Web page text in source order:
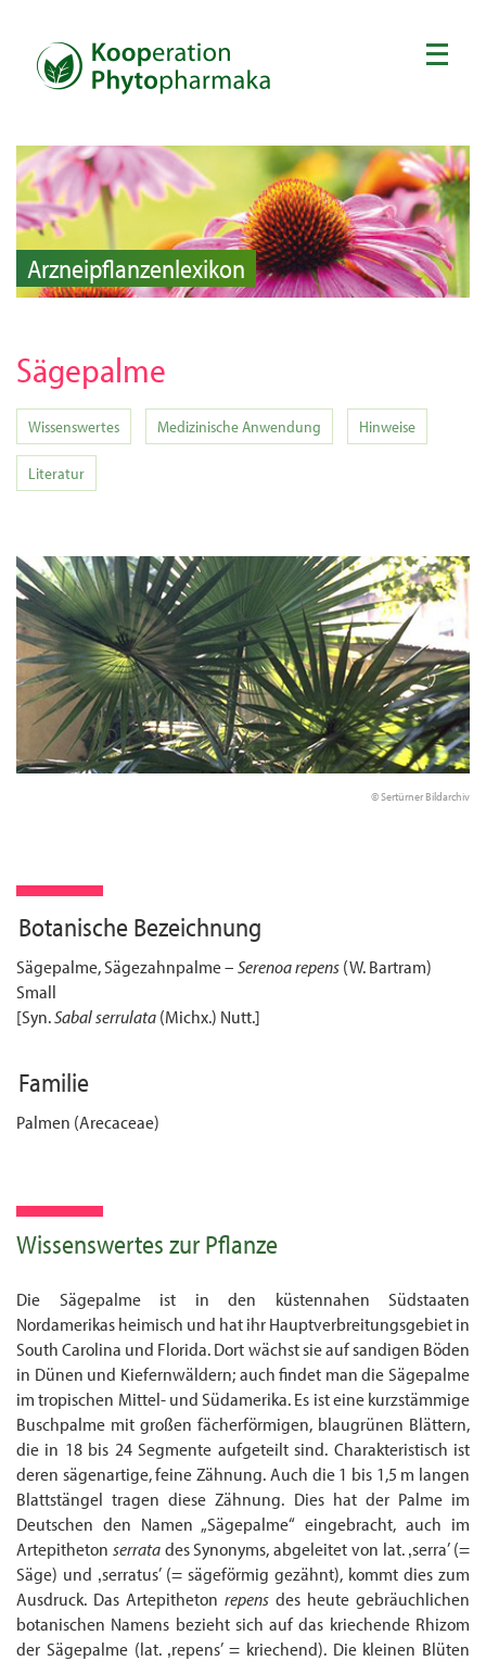
Arzneipflanzenlexikon
Sägepalme
Wissenswertes Medizinische Anwendung Hinweise
Literatur
© Sertürner Bildarchiv
Botanische Bezeichnung
Sägepalme, Sägezahnpalme –Serenoa repens(W. Bartram)
Small
[Syn.Sabal serrulata(Michx.) Nutt.]
Familie
Palmen (Arecaceae)
Wissenswertes zur Pflanze
Die Sägepalme ist in den küstennahen Südstaaten
Nordamerikas heimisch und hat ihr Haupt­verbreitungsgebiet in
South Carolina und Florida. Dort wächst sie auf sandigen Böden
in Dünen und Kiefernwäldern; auch findet man die Sägepalme
im tropischen Mittel- und Südamerika. Es ist eine kurzstämmige
Buschpalme mit großen fächerförmigen, blaugrünen Blättern,
die in 18 bis 24 Segmente aufgeteilt sind. Charakteristisch ist
deren sägenartige, feine Zähnung. Auch die 1 bis 1,5 m langen
Blattstängel tragen diese Zähnung. Dies hat der Palme im
Deutschen den Namen „Sägepalme“ eingebracht, auch im
Artepitheton serratades Synonyms, abgeleitet von lat. ‚serra’ (=
Säge) und ‚serratus’ (= sägeförmig gezähnt), kommt dies zum
Ausdruck. Das Artepitheton repens des heute gebräuchlichen
botanischen Namens bezieht sich auf das kriechende Rhizom
der Sägepalme (lat. ‚repens’ = kriechend). Die kleinen Blüten